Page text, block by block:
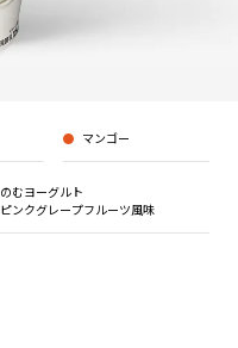
マンゴー
のむヨーグルト
ピンクグレープフルーツ風味